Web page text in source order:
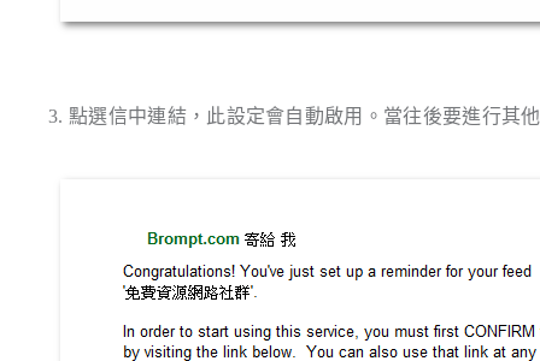
3. 點選信中連結，此設定會自動啟用。當往後要進行其